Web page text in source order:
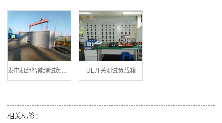
UL开关测试负载箱
相关标签：